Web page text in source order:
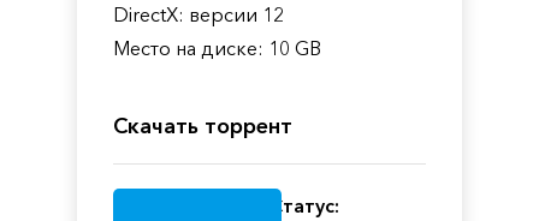
DirectX: версии 12
Место на диске: 10 GB
Скачать торрент
Статус: